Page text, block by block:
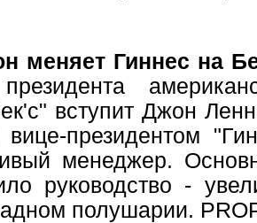
меняет Гиннес на
вступит Джон
вице-президентом
менеджер.
руководство -
полушарии.